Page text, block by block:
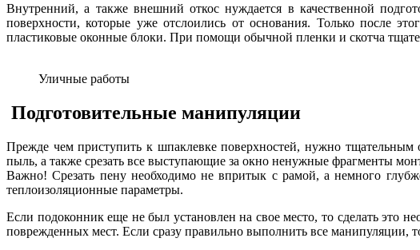
Внутренний, а также внешний откос нуждается в качественной
поверхности, которые уже отслоились от основания. Только после
пластиковые оконные блоки. При помощи обычной пленки и скотча
Уличные работы
Подготовительные манипуляции
Прежде чем приступить к шпаклевке поверхностей, нужно тщательным
пыль, а также срезать все выступающие за окно ненужные фрагменты
Важно! Срезать пену необходимо не впритык с рамой, а немного
теплоизоляционные параметры.
Если подоконник еще не был установлен на свое место, то сделать это
поврежденных мест. Если сразу правильно выполнить все манипуляции,